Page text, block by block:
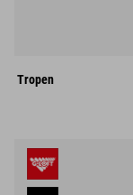
Tropen